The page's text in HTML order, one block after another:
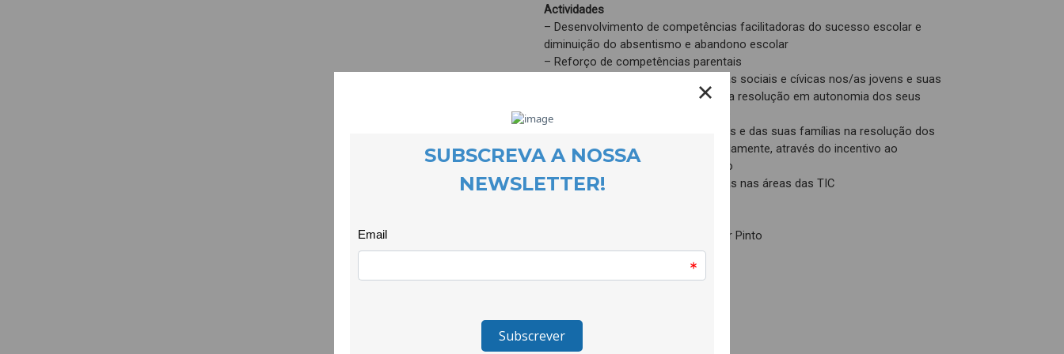
Actividades
– Desenvolvimento de competências facilitadoras do sucesso escolar e
diminuição do absentismo e abandono escolar
– Reforço de competências parentais
– Desenvolvimento de competências sociais e cívicas nos/as jovens e suas
famílias que os/as capacitem para a resolução em autonomia dos seus
problemas e os da sua comunidade
– Apoio à intervenção dos/as jovens e das suas famílias na resolução dos
problemas da comunidade, nomeadamente, através do incentivo ao
associativismo juvenil e comunitário
– Desenvolvimento de competências nas áreas das TIC
Agrupamento de Escolas Frei Heitor Pinto
Parceria
Junta de Freguesia do Tortosendo